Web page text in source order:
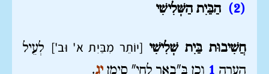
(2) הַבַּיִת הַשְּׁלִישִׁי
חֲשִׁיבוּת בַּיִת שְׁלִישִׁי [יוֹתֵר מִבַּיִת א' וּב'] לְעֵיל
הערה 1 וְכֵן בִּ"בְאֵר לַחַי" סימן יג.